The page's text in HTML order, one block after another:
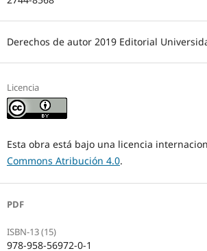
Derechos de autor 2019 Editorial
Licencia
Esta obra está bajo una licencia
Commons Atribución 4.0.
PDF
ISBN-13 (15)
978-958-56972-0-1